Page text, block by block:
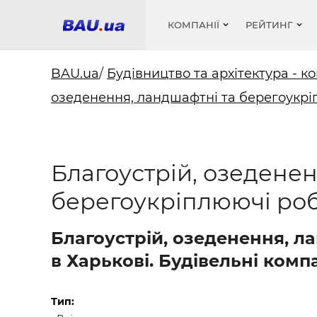
КОМПАНІЇ
Фарби,
РЕЙТИНГ
Вікна і
Вікна
BAU.ua/ Будівництво та архітектура -
озеденення, ландшафтні та
Благоустрій,
берегоукріплюючі
Благоустрій, озеденення,
в Харькові. Будівельні
Тип: